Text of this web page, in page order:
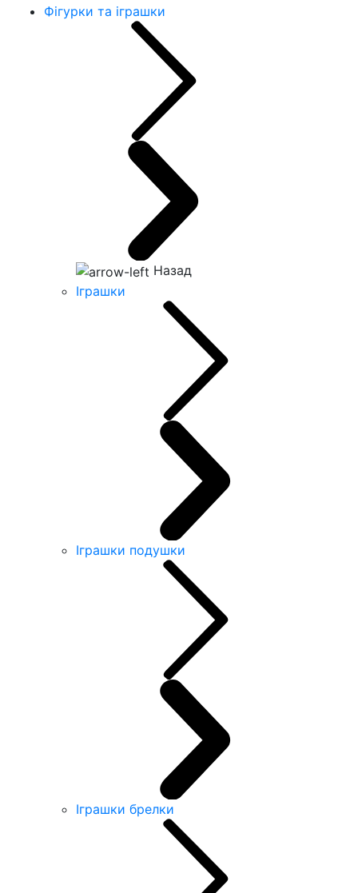
Фігурки та іграшки
Назад
Іграшки
Іграшки подушки
Іграшки брелки